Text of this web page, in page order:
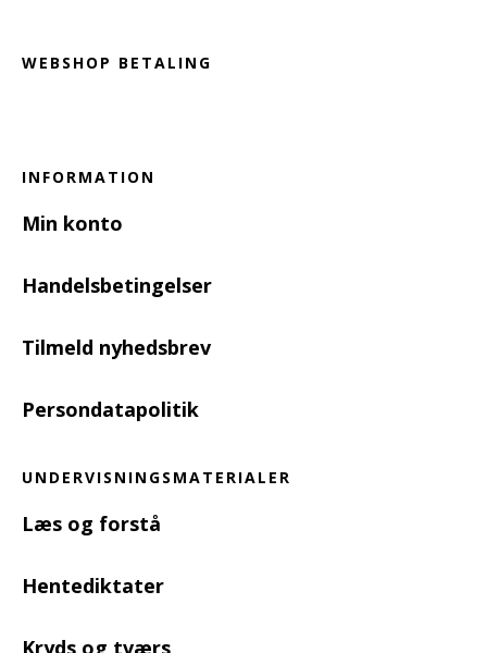
WEBSHOP BETALING
INFORMATION
Min konto
Handelsbetingelser
Tilmeld nyhedsbrev
Persondatapolitik
UNDERVISNINGSMATERIALER
Læs og forstå
Hentediktater
Kryds og tværs